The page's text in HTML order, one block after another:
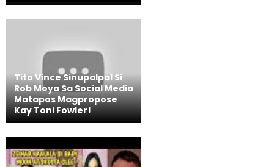
Tito Vince Sinupalpal Si
Rob Moya Sa Social Media
Matapos Magpropose
Kay Toni Fowler!